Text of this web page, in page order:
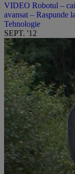
VIDEO Robotul –
avansat – Raspunde
Tehnologie
SEPT. '12